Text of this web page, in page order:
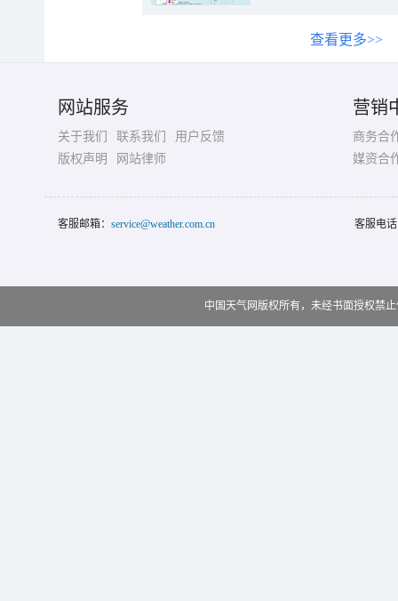
查看更多>>
网站服务
关于我们 联系我们
用户反馈
版权声明
网站律师
营销
商务合
媒资合
客服邮箱： service@weather.com.cn 客服电
中国天气网版权所有，未经书面授权